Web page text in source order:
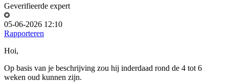
Geverifieerde expert
05-06-2026 12:10
Rapporteren
Hoi,
Op basis van je beschrijving zou hij inderdaad rond de 4 tot 6
weken oud kunnen zijn.